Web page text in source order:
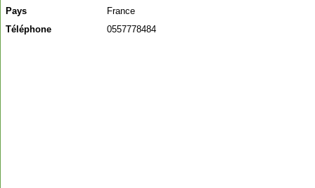
Pays
France
Téléphone
0557778484